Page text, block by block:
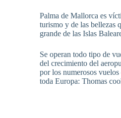
Palma de Mallorca es
turismo y de las bellezas
grande de las Islas
Se operan todo tipo de
del crecimiento del
por los numerosos
toda Europa: Thomas